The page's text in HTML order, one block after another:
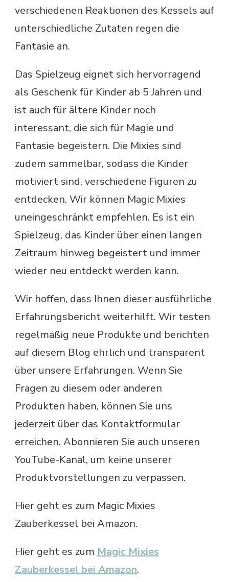
verschiedenen Reaktionen des Kessels auf
unterschiedliche Zutaten regen die
Fantasie an.
Das Spielzeug eignet sich hervorragend
als Geschenk für Kinder ab 5 Jahren und
ist auch für ältere Kinder noch
interessant, die sich für Magie und
Fantasie begeistern. Die Mixies sind
zudem sammelbar, sodass die Kinder
motiviert sind, verschiedene Figuren zu
entdecken. Wir können Magic Mixies
uneingeschränkt empfehlen. Es ist ein
Spielzeug, das Kinder über einen langen
Zeitraum hinweg begeistert und immer
wieder neu entdeckt werden kann.
Wir hoffen, dass Ihnen dieser ausführliche
Erfahrungsbericht weiterhilft. Wir testen
regelmäßig neue Produkte und berichten
auf diesem Blog ehrlich und transparent
über unsere Erfahrungen. Wenn Sie
Fragen zu diesem oder anderen
Produkten haben, können Sie uns
jederzeit über das Kontaktformular
erreichen. Abonnieren Sie auch unseren
YouTube-Kanal, um keine unserer
Produktvorstellungen zu verpassen.
Hier geht es zum Magic Mixies
Zauberkessel bei Amazon.
Hier geht es zum Magic Mixies
Zauberkessel bei Amazon.